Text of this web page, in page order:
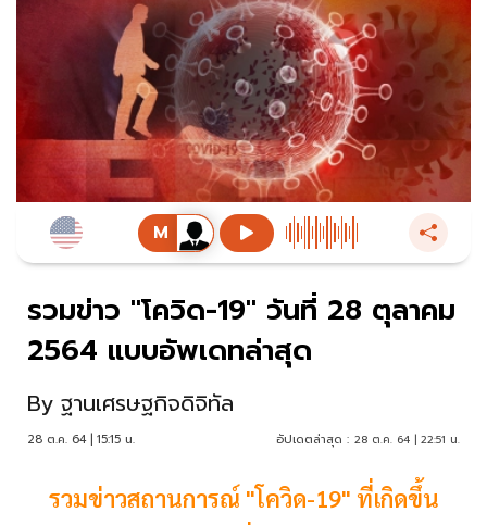
รวมข่าว "โควิด-19" วันที่ 28 ตุลาคม
2564 แบบอัพเดทล่าสุด
By ฐานเศรษฐกิจดิจิทัล
28 ต.ค. 64 | 15:15 น. อัปเดตล่าสุด : 28 ต.ค. 64 | 22:51 น.
รวมข่าวสถานการณ์ "โควิด-19" ที่เกิดขึ้น